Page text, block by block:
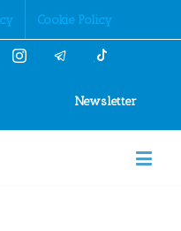
Cookie Policy
Instagram
Newsletter
Cookies Policy